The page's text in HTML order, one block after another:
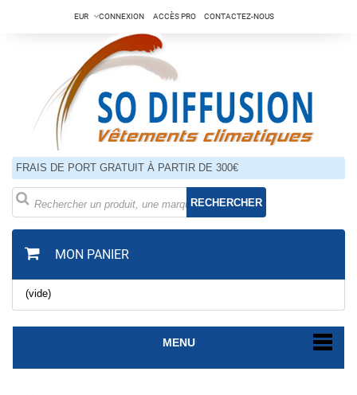
EUR CONNEXION ACCÈS PRO CONTACTEZ-NOUS
FRAIS DE PORT GRATUIT À PARTIR DE 300€
RECHERCHER
MON PANIER
(vide)
MENU